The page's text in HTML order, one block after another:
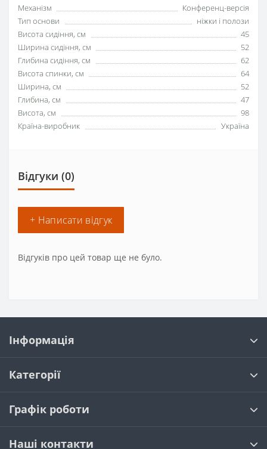
Механізм
Конференц-версія
Тип основи
ніжки і полози
Висота сидіння, см
45
Ширина сидіння, см
52
Глибина сидіння, см
62
Висота спинки, см
64
Ширина, см
52
Глибина, см
47
Висота, см
98
Країна-виробник
Україна
Відгуки (0)
+ Написати відгук
Відгуків про цей товар ще не було.
Інформація
Категорії
Графік роботи
Наші контакти